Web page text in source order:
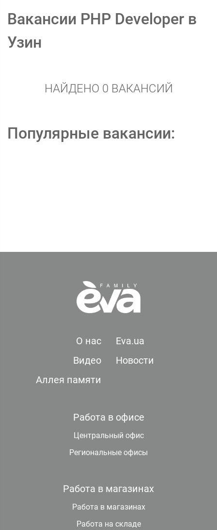
Вакансии PHP Developer в
Узин
НАЙДЕНО 0 ВАКАНСИЙ
Популярные вакансии:
О нас
Eva.ua
Видео
Новости
Аллея памяти
Работа в офисе
Центральный офис
Региональные офисы
Работа в магазинах
Работа в магазинах
Работа на складе